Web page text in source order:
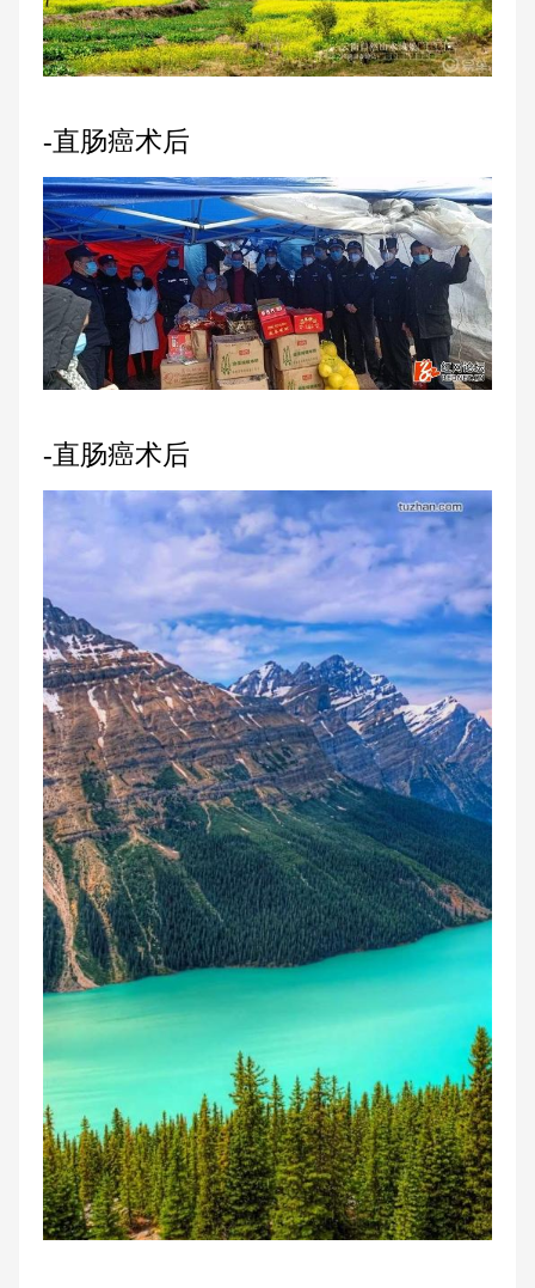
-直肠癌术后
-直肠癌术后